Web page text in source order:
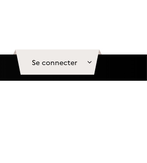
Se connecter